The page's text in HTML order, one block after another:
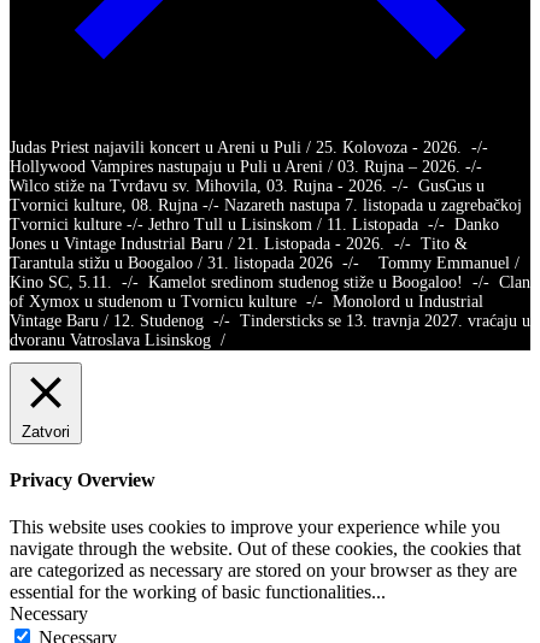
Judas Priest najavili koncert u Areni u Puli / 25. Kolovoza - 2026. -/-
Hollywood Vampires nastupaju u Puli u Areni / 03. Rujna – 2026. -/-
Wilco stiže na Tvrđavu sv. Mihovila, 03. Rujna - 2026. -/- GusGus u
Tvornici kulture, 08. Rujna -/- Nazareth nastupa 7. listopada u zagrebačkoj
Tvornici kulture -/- Jethro Tull u Lisinskom / 11. Listopada -/- Danko
Jones u Vintage Industrial Baru / 21. Listopada - 2026. -/- Tito &
Tarantula stižu u Boogaloo / 31. listopada 2026 -/- Tommy Emmanuel /
Kino SC, 5.11. -/- Kamelot sredinom studenog stiže u Boogaloo! -/- Clan
of Xymox u studenom u Tvornicu kulture -/- Monolord u Industrial
Vintage Baru / 12. Studenog -/- Tindersticks se 13. travnja 2027. vraćaju u
dvoranu Vatroslava Lisinskog /
Zatvori
Privacy Overview
This website uses cookies to improve your experience while you
navigate through the website. Out of these cookies, the cookies that
are categorized as necessary are stored on your browser as they are
essential for the working of basic functionalities...
Necessary
Necessary